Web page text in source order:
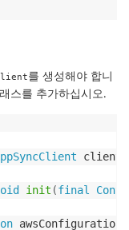
를 생성해야 합니
스를 추가하십시오.
client
init (final
awsConfiguration